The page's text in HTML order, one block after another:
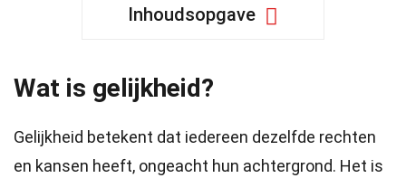
Inhoudsopgave
Wat is gelijkheid?
Gelijkheid betekent dat iedereen dezelfde rechten
en kansen heeft, ongeacht hun achtergrond. Het is